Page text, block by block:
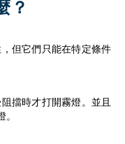
？
但它們只能在特定條件
擋時才打開霧燈。並且